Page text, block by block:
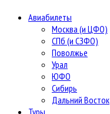
Авиабилеты
Москва (и ЦФО)
СПб (и СЗФО)
Поволжье
Урал
ЮФО
Сибирь
Дальний Восток
Туры